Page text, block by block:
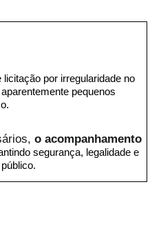
por irregularidade no
pequenos
o acompanhamento
segurança, legalidade e